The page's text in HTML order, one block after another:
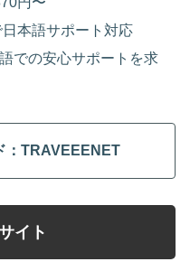
日本語サポート対応
語での安心サポートを求
TRAVEEENET
イト